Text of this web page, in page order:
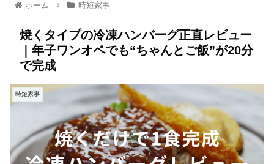
ホーム 時短家事
焼くタイプの冷凍ハンバーグ正直レビュー
｜年子ワンオペでも“ちゃんとご飯”が20分
で完成
時短家事